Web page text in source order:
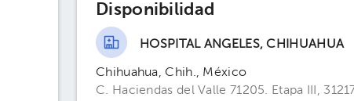
Disponibilidad
HOSPITAL ANGELES, CHIHUAHUA
Chihuahua, Chih., México
C. Haciendas del Valle 71205. Etapa III,